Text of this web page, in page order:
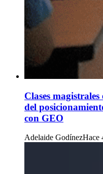
Clases
del
con GEO
Adelaide GodínezHace